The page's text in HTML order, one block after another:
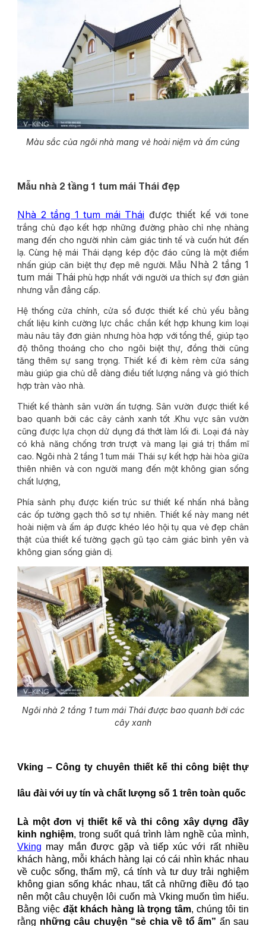
Màu sắc của ngôi nhà mang vẻ hoài niệm và ấm cúng
Mẫu nhà 2 tầng 1 tum mái Thái đẹp
Nhà 2 tầng 1 tum mái Thái được thiết kế với tone
trắng chủ đạo kết hợp những đường phào chỉ nhẹ nhàng
mang đến cho người nhìn cảm giác tinh tế và cuốn hút đến
lạ. Cùng hệ mái Thái dạng kép độc đáo cũng là một điểm
nhấn giúp căn biệt thự đẹp mê người. Mẫu Nhà 2 tầng 1
tum mái Thái phù hợp nhất với người ưa thích sự đơn giản
nhưng vẫn đẳng cấp.
Hệ thống cửa chính, cửa sổ được thiết kế chủ yếu bằng
chất liệu kính cường lực chắc chắn kết hợp khung kim loại
màu nâu tây đơn giản nhưng hòa hợp với tổng thể, giúp tạo
độ thông thoáng cho cho ngôi biệt thự, đồng thời cũng
tăng thêm sự sang trọng. Thiết kế đi kèm rèm cửa sáng
màu giúp gia chủ dễ dàng điều tiết lượng nắng và gió thích
hợp tràn vào nhà.
Thiết kế thành sân vườn ấn tượng. Sân vườn được thiết kề
bao quanh bởi các cây cảnh xanh tốt .Khu vực sân vườn
cũng được lựa chọn dử dụng đá thớt làm lối đi. Loại đá này
có khả năng chống trơn trượt và mang lại giá trị thẩm mĩ
cao. Ngôi nhà 2 tầng 1 tum mái Thái sự kết hợp hài hòa giữa
thiên nhiên và con người mang đến một không gian sống
chất lượng,
Phía sảnh phụ được kiến trúc sư thiết kế nhấn nhá bằng
các ốp tường gạch thô sơ tự nhiên. Thiết kế này mang nét
hoài niệm và ấm áp được khéo léo hội tụ qua vẻ đẹp chân
thật của thiết kế tường gạch gũ tạo cảm giác bình yên và
không gian sống giản dị.
Ngôi nhà 2 tầng 1 tum mái Thái được bao quanh bởi các
cây xanh
Vking – Công ty chuyên thiết kế thi công biệt thự
lâu đài với uy tín và chất lượng số 1 trên toàn quốc
Là một đơn vị thiết kế và thi công xây dựng đầy
kinh nghiệm, trong suốt quá trình làm nghề của mình,
Vking may mắn được gặp và tiếp xúc với rất nhiều
khách hàng, mỗi khách hàng lại có cái nhìn khác nhau
về cuộc sống, thẩm mỹ, cá tính và tư duy trải nghiệm
không gian sống khác nhau, tất cả những điều đó tạo
nên một câu chuyện lôi cuốn mà Vking muốn tìm hiểu.
Bằng việc đặt khách hàng là trọng tâm, chúng tôi tin
rằng những câu chuyện “sẻ chia về tổ ấm” ẩn sau